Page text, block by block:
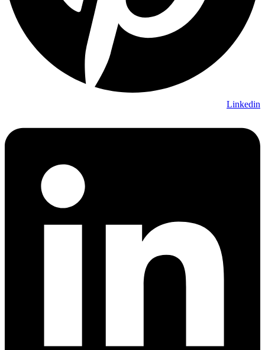
Linkedin